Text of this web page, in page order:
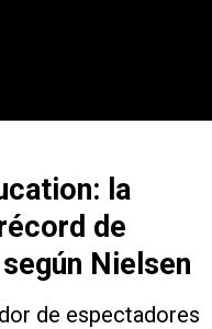
la
de
Nielsen
de espectadores